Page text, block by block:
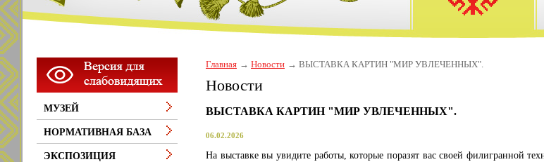
Главная Новости ВЫСТАВКА КАРТИН "МИР УВЛЕЧЕННЫХ".
Новости
ВЫСТАВКА КАРТИН "МИР УВЛЕЧЕННЫХ".
06.02.2026
На выставке вы увидите работы, которые поразят вас своей филигранной
МУЗЕЙ
НОРМАТИВНАЯ БАЗА
ЭКСПОЗИЦИЯ